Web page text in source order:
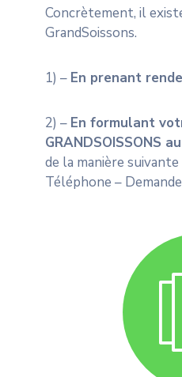
Concrètement, il
GrandSoissons.
1) – En prenant
2) – En formulant
GRANDSOISSONS
de la manière
Téléphone –